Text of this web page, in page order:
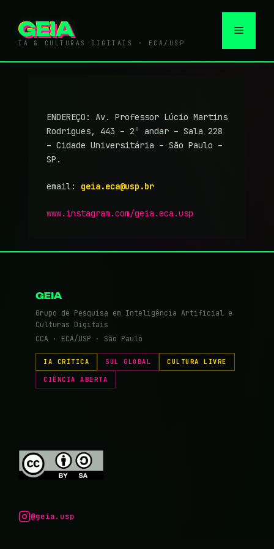
conteúdo
GEIA
IA & CULTURAS DIGITAIS · ECA/USP
Menu
ENDEREÇO: Av. Professor Lúcio Martins
Rodrigues, 443 – 2º andar – Sala 228
– Cidade Universitária – São Paulo –
SP.
email: geia.eca@usp.br
www.instagram.com/geia.eca.usp
GEIA
Grupo de Pesquisa em Inteligência Artificial e
Culturas Digitais
CCA · ECA/USP · São Paulo
IA CRÍTICA SUL GLOBAL CULTURA LIVRE
CIÊNCIA ABERTA
@geia.usp